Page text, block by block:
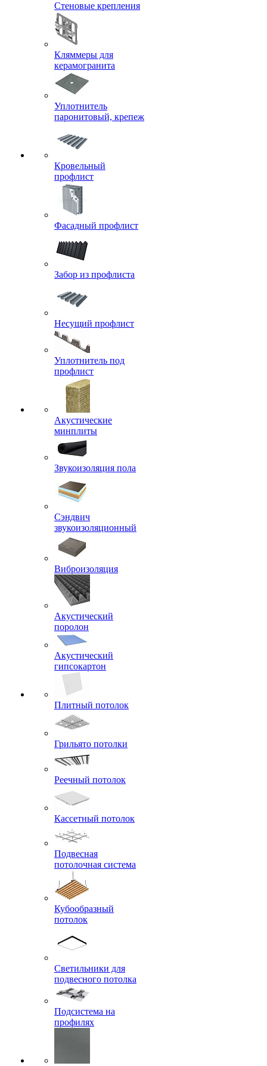
Стеновые крепления
Кляммеры для
керамогранита
Уплотнитель
паронитовый, крепеж
Кровельный
профлист
Фасадный профлист
Забор из профлиста
Несущий профлист
Уплотнитель под
профлист
Акустические
минплиты
Звукоизоляция пола
Сэндвич
звукоизоляционный
Виброизоляция
Акустический
поролон
Акустический
гипсокартон
Плитный потолок
Грильято потолки
Реечный потолок
Кассетный потолок
Подвесная
потолочная система
Кубообразный
потолок
Светильники для
подвесного потолка
Подсистема на
профилях